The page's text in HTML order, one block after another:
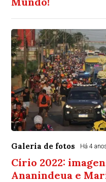
Galeria de fotos Há 4
Círio 2022:
Ananindeua e